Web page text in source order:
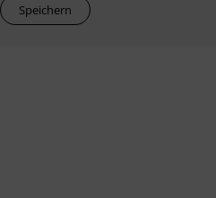
Speichern